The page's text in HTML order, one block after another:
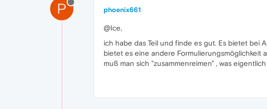
P phoenix661
@Ice,
ich habe das Teil und finde es gut. Es bietet bei
bietet es eine andere Formulierungsmöglichkeit
muß man sich "zusammenreimen" , was